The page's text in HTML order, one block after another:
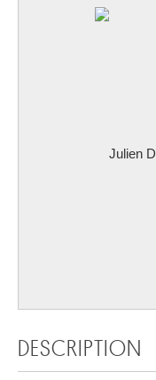
DESCRIPTION